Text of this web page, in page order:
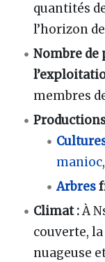
quantités
l’horizon
Nombre
membres
manioc,
Arbres
Climat :À
couverte,
nuageuse